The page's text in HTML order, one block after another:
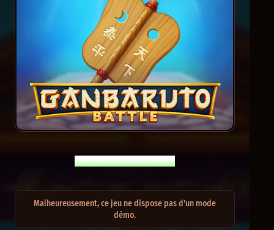
JOUER EN MODE RÉEL
Malheureusement, ce jeu ne dispose pas d'un mode
démo.